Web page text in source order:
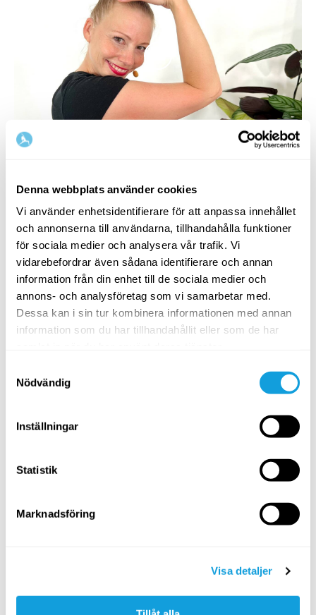
Denna webbplats använder cookies
Vi använder enhetsidentifierare för att anpassa innehållet
och annonserna till användarna, tillhandahålla funktioner
för sociala medier och analysera vår trafik. Vi
vidarebefordrar även sådana identifierare och annan
information från din enhet till de sociala medier och
annons- och analysföretag som vi samarbetar med.
Dessa kan i sin tur kombinera informationen med annan
information som du har tillhandahållit eller som de har
Nödvändig
Inställningar
Statistik
Marknadsföring
Visa detaljer
show!
PASSAR ALLA
Rörelsepaus – frigörelse
Rensa ut känslor som rastlöshet och frustration.
MEDEL